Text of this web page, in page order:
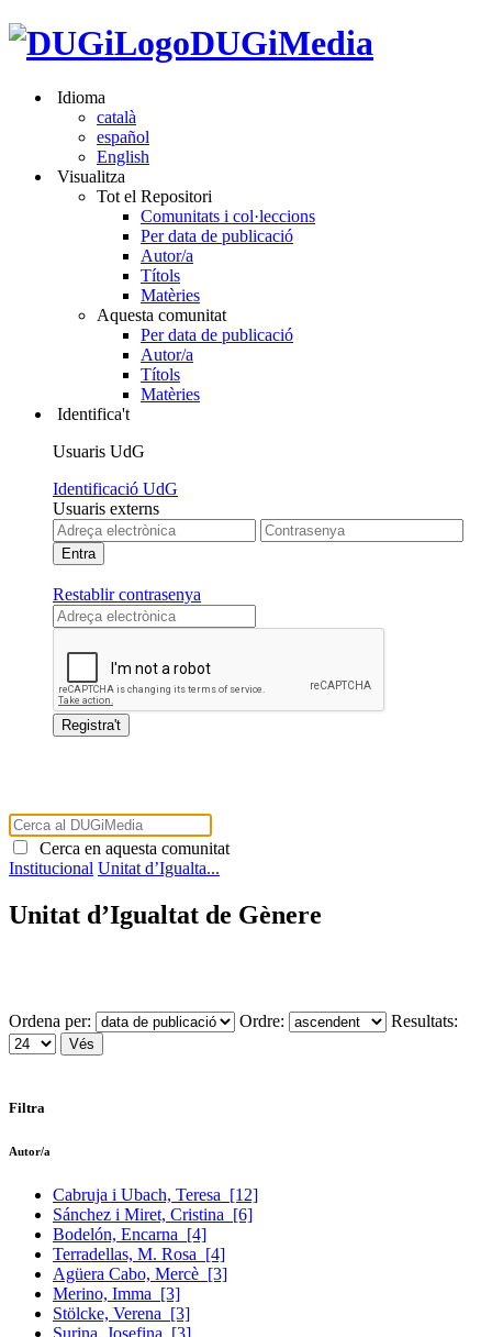
DUGiMedia
Idioma
català
español
English
Visualitza
Tot el Repositori
Comunitats i col·leccions
Per data de publicació
Autor/a
Títols
Matèries
Aquesta comunitat
Per data de publicació
Autor/a
Títols
Matèries
Identifica't
Usuaris UdG
Identificació UdG
Usuaris externs
Restablir contrasenya
Cerca en aquesta comunitat
Institucional Unitat d’Igualta...
Unitat d’Igualtat de Gènere
Ordena per: Ordre: Resultats:
Filtra
Autor/a
Cabruja i Ubach, Teresa [12]
Sánchez i Miret, Cristina [6]
Bodelón, Encarna [4]
Terradellas, M. Rosa [4]
Agüera Cabo, Mercè [3]
Merino, Imma [3]
Stölcke, Verena [3]
Surina, Josefina [3]